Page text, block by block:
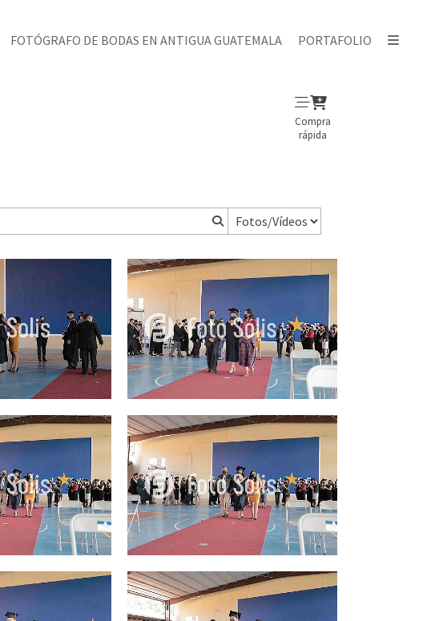
FOTÓGRAFO DE BODAS EN ANTIGUA GUATEMALA PORTAFOLIO
Compra
rápida
25.00Q
25.00Q